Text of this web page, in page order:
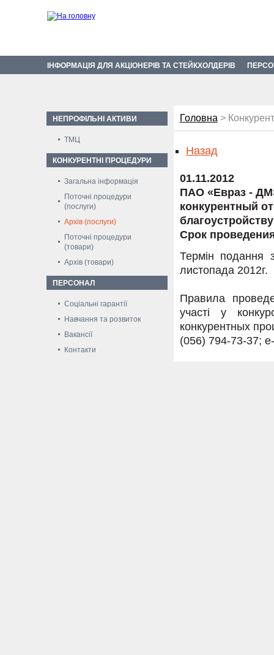
ІНФОРМАЦІЯ ДЛЯ АКЦІОНЕРІВ ТА СТЕЙКХОЛДЕРІВ
НЕПРОФІЛЬНІ АКТИВИ
ТМЦ
КОНКУРЕНТНІ ПРОЦЕДУРИ
Загальна інформація
Поточні процедури
(послуги)
Архів (послуги)
Поточні процедури
(товари)
Архів (товари)
ПЕРСОНАЛ
Соціальні гарантії
Навчання та розвиток
Вакансії
Контакти
Головна >
Назад
01.11.2012
ПАО «Евраз -
конкурентный
Срок
Термін подання
листопада 2012г.
Правила
участі у
конкурентных
(056) 794-73-37;